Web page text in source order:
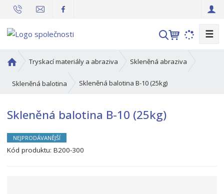
V
h
☰
v
o
í
t
r
Tryskací materiály a abraziva Skleněná abraziva
Skleněná balotina Skleněná balotina B-10 (25kg)
Skleněná balotina B-10 (25kg)
NEJPRODÁVANĚJŠÍ
Kód produktu:B200-300